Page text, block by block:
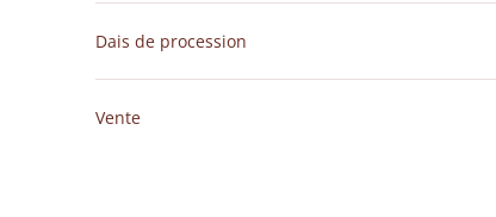
Dais de procession
Vente